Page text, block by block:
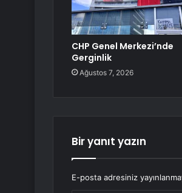
CHP Genel Merkezi’nde
Gerginlik
Ağustos 7, 2026
Bir yanıt yazın
E-posta adresiniz